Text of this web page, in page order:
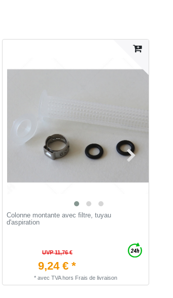
Colonne montante avec filtre, tuyau
d'aspiration
UVP 11,76 €
9,24 € *
* avec TVAhors Frais de livraison